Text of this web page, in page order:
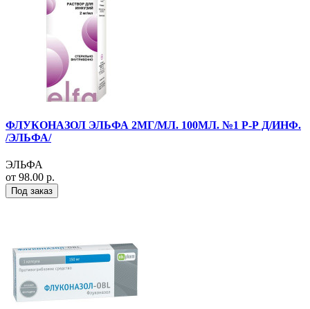
ФЛУКОНАЗОЛ ЭЛЬФА 2МГ/МЛ. 100МЛ. №1 Р-Р Д/ИНФ.
/ЭЛЬФА/
ЭЛЬФА
от 98.00 р.
Под заказ